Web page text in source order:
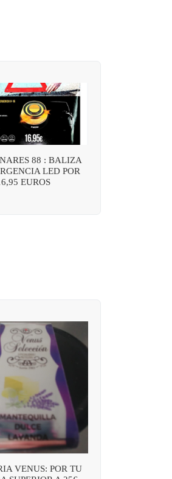
88 : BALIZA
LED POR
EUROS
VENUS: POR TU